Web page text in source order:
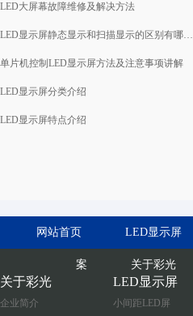
LED大屏幕故障维修及解决方法
LED显示屏静态显示和扫描显示的区别有哪些？
单片机控制LED显示屏方法及注意事项讲解
LED显示屏分类介绍
LED显示屏特点介绍
网站首页 LED显示屏
案 关于彩光
关于彩光
企业简介
LED显示屏
小间距LED屏